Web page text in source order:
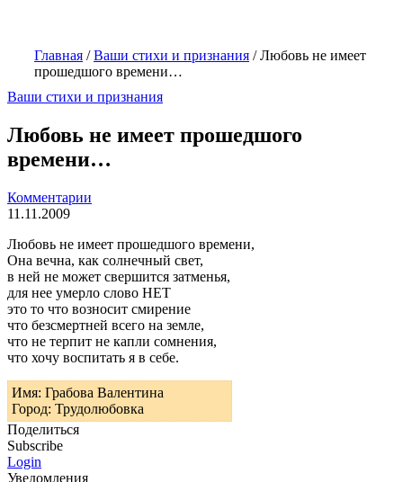
Главная /Ваши стихи и признания /Любовь не имеет
прошедшого времени…
Ваши стихи и признания
Любовь не имеет прошедшого
времени…
Комментарии
11.11.2009
Любовь не имеет прошедшого времени,
Она вечна, как солнечный свет,
в ней не может свершится затменья,
для нее умерло слово НЕТ
это то что возносит смирение
что безсмертней всего на земле,
что не терпит не капли сомнения,
что хочу воспитать я в себе.
Имя: Грабова Валентина
Город: Трудолюбовка
Поделиться
Subscribe
Login
Уведомления